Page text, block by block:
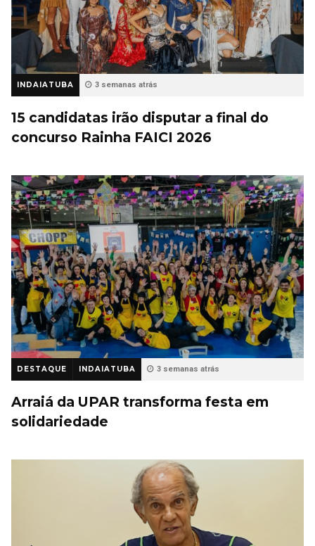
INDAIATUBA 3 semanas atrás
15 candidatas irão disputar a final do
concurso Rainha FAICI 2026
DESTAQUE INDAIATUBA 3 semanas atrás
Arraiá da UPAR transforma festa em
solidariedade